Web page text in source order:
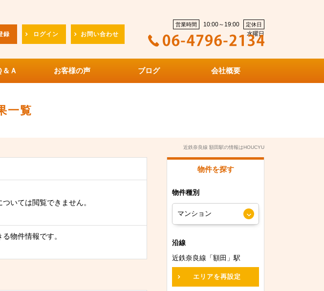
録 ログイン お問い合わせ
営業時間 10:00～19:00 定休日
水曜日
＆Ａ お客様の声 ブログ 会社概要
一覧
近鉄奈良線 額田駅の情報はHOUCYU
いては閲覧できません。
物件情報です。
物件を探す
物件種別
沿線
近鉄奈良線「額田」駅
エリアを再設定